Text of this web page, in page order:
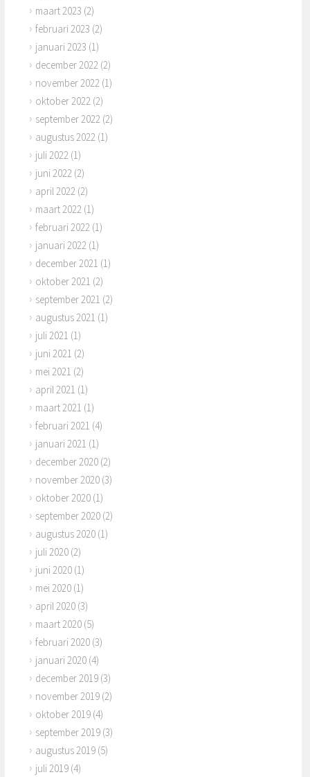
maart 2023 (2)
februari 2023 (2)
januari 2023 (1)
december 2022 (2)
november 2022 (1)
oktober 2022 (2)
september 2022 (2)
augustus 2022 (1)
juli 2022 (1)
juni 2022 (2)
april 2022 (2)
maart 2022 (1)
februari 2022 (1)
januari 2022 (1)
december 2021 (1)
oktober 2021 (2)
september 2021 (2)
augustus 2021 (1)
juli 2021 (1)
juni 2021 (2)
mei 2021 (2)
april 2021 (1)
maart 2021 (1)
februari 2021 (4)
januari 2021 (1)
december 2020 (2)
november 2020 (3)
oktober 2020 (1)
september 2020 (2)
augustus 2020 (1)
juli 2020 (2)
juni 2020 (1)
mei 2020 (1)
april 2020 (3)
maart 2020 (5)
februari 2020 (3)
januari 2020 (4)
december 2019 (3)
november 2019 (2)
oktober 2019 (4)
september 2019 (3)
augustus 2019 (5)
juli 2019 (4)